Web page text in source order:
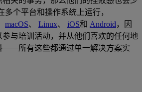
多个平台和操作系统上运行，
macOS、 Linux、 iOS和 Android ，因
与培训活动，并从他们喜欢的任何地
——所有这些都通过单一解决方案实